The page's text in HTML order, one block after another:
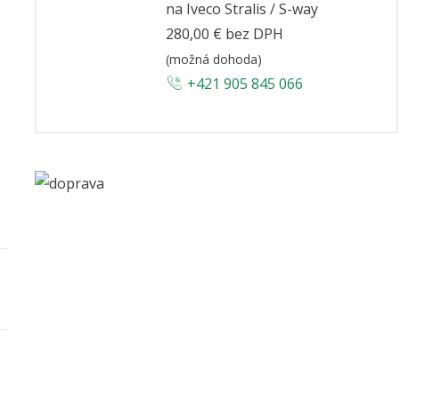
na Iveco Stralis / S-way
280,00 € bez DPH
(možná dohoda)
+421 905 845 066